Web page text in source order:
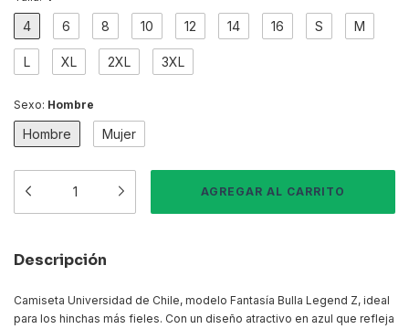
4 6 8 10 12 14 16 S M
L XL 2XL 3XL
Sexo: Hombre
Hombre Mujer
Descripción
Camiseta Universidad de Chile, modelo Fantasía Bulla Legend Z, ideal
para los hinchas más fieles. Con un diseño atractivo en azul que refleja